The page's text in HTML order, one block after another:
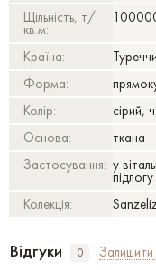
Щільність, т/
кв.м:
Країна:
Форма:
Колір:
сірий,
Основа:
ткана
Застосування: у
підлогу
Колекція:
Відгуки 0 Залишити